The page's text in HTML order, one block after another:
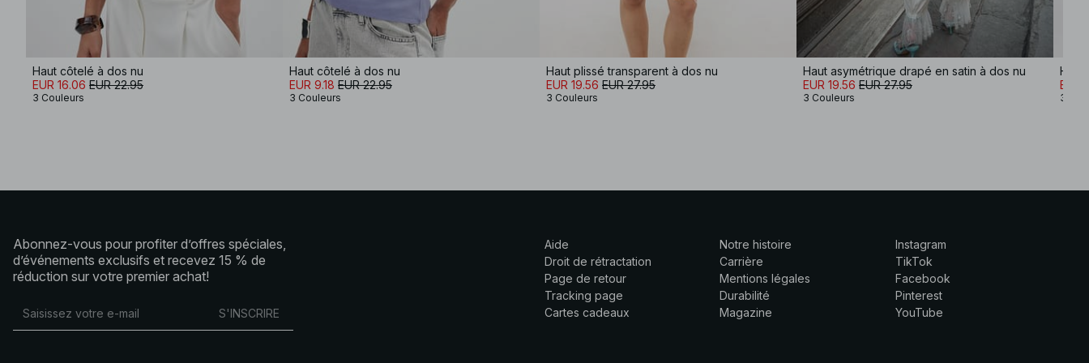
Haut côtelé à dos nu
EUR 16.06 EUR 22.95
3 Couleurs
Haut côtelé à dos nu
EUR 9.18 EUR 22.95
3 Couleurs
Haut plissé transparent à dos nu
EUR 19.56 EUR 27.95
3 Couleurs
Haut asymétrique drapé en satin à dos nu
EUR 19.56 EUR 27.95
3 Couleurs
Haut
EUR
3
Abonnez-vous pour profiter d’offres spéciales,
d’événements exclusifs et recevez 15 % de
réduction sur votre premier achat!
S'INSCRIRE
Aide
Droit de rétractation
Page de retour
Tracking page
Cartes cadeaux
Notre histoire
Carrière
Mentions légales
Durabilité
Magazine
Instagram
TikTok
Facebook
Pinterest
YouTube